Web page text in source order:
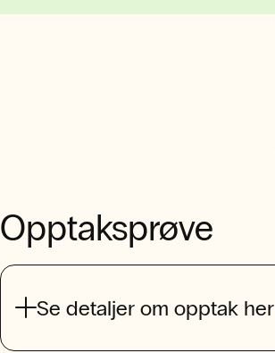
Opptaksprøve
Se detaljer om opptak her